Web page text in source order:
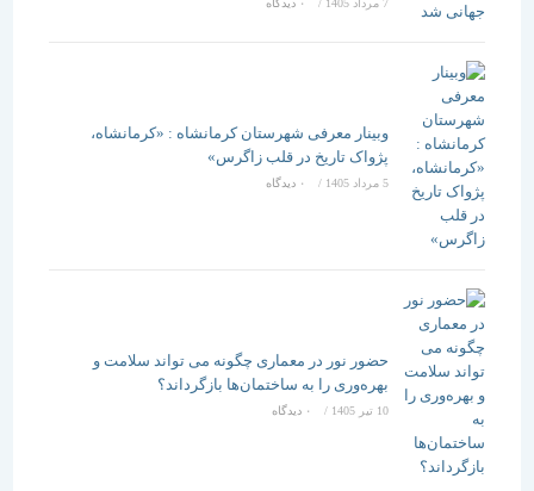
/ ۰ دیدگاه
وبینار معرفی شهرستان کرمانشاه : «کرمانشاه،
پژواک تاریخ در قلب زاگرس»
5 مرداد 1405 / ۰ دیدگاه
حضور نور در معماری چگونه می تواند سلامت و
بهره‌وری را به ساختمان‌ها بازگرداند؟
/ ۰ دیدگاه